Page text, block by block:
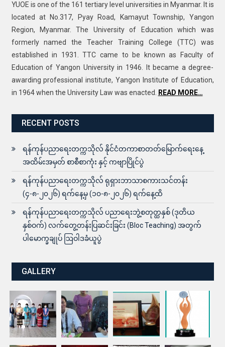
YUOE is one of the 161 tertiary level universities in Myanmar. It is
located at No.317, Pyay Road, Kamayut Township, Yangon
Region, Myanmar. The University of Education which was
formerly named the Teacher Training College (TTC) was
established in 1931. TTC came to be known as Faculty of
Education of Yangon University in 1946. It became a degree-
awarding professional institute, Yangon Institute of Education,
in 1964 when the University Law was enacted. READ MORE…
RECENT POSTS
ရန်ကုန်ပညာရေးတက္ကသိုလ် နိုင်ငံတကာစာတတ်မြောက်ရေးနေ့
အထိမ်းအမှတ် စာစီစာကုံး နှင့် ကဗျာပြိုင်ပွဲ
ရန်ကုန်ပညာရေးတက္ကသိုလ် ရုရှားဘာသာစကားသင်တန်း
(၄-၈-၂၀၂၆) ရက်နေ့မှ (၁၀-၈-၂၀၂၆) ရက်နေ့ထိ
ရန်ကုန်ပညာရေးတက္ကသိုလ် ပညာရေးဘွဲ့စတုတ္ထနှစ် (ဒုတိယ
နှစ်ဝက်) လက်တွေ့တန်းပြဆင်းခြင်း (Bloc Teaching) အတွက်
ပါမောက္ခချုပ် ဩဝါဒခံယူပွဲ
GALLERY